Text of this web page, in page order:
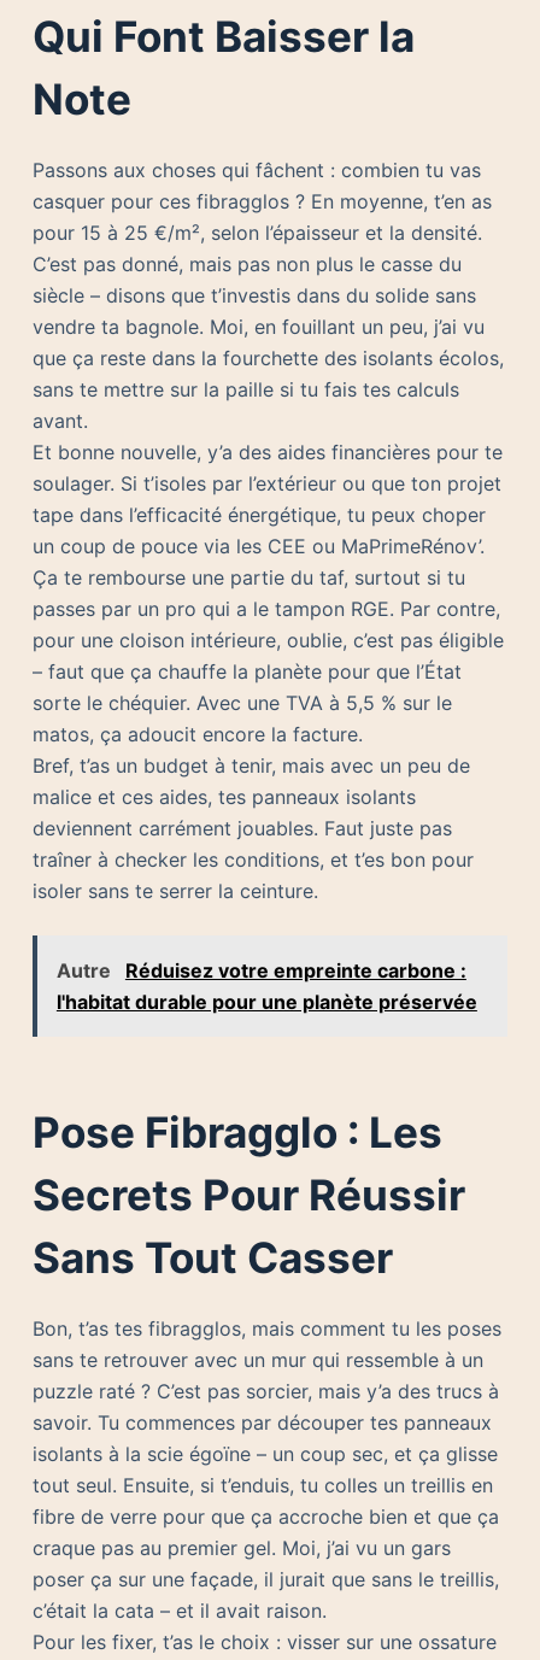
Qui Font Baisser la
Note
Passons aux choses qui fâchent : combien tu vas
casquer pour ces fibragglos ? En moyenne, t’en as
pour 15 à 25 €/m², selon l’épaisseur et la densité.
C’est pas donné, mais pas non plus le casse du
siècle – disons que t’investis dans du solide sans
vendre ta bagnole. Moi, en fouillant un peu, j’ai vu
que ça reste dans la fourchette des isolants écolos,
sans te mettre sur la paille si tu fais tes calculs
avant.
Et bonne nouvelle, y’a des aides financières pour te
soulager. Si t’isoles par l’extérieur ou que ton projet
tape dans l’efficacité énergétique, tu peux choper
un coup de pouce via les CEE ou MaPrimeRénov’.
Ça te rembourse une partie du taf, surtout si tu
passes par un pro qui a le tampon RGE. Par contre,
pour une cloison intérieure, oublie, c’est pas éligible
– faut que ça chauffe la planète pour que l’État
sorte le chéquier. Avec une TVA à 5,5 % sur le
matos, ça adoucit encore la facture.
Bref, t’as un budget à tenir, mais avec un peu de
malice et ces aides, tes panneaux isolants
deviennent carrément jouables. Faut juste pas
traîner à checker les conditions, et t’es bon pour
isoler sans te serrer la ceinture.
Autre
Réduisez votre empreinte carbone :
l'habitat durable pour une planète préservée
Pose Fibragglo : Les
Secrets Pour Réussir
Sans Tout Casser
Bon, t’as tes fibragglos, mais comment tu les poses
sans te retrouver avec un mur qui ressemble à un
puzzle raté ? C’est pas sorcier, mais y’a des trucs à
savoir. Tu commences par découper tes panneaux
isolants à la scie égoïne – un coup sec, et ça glisse
tout seul. Ensuite, si t’enduis, tu colles un treillis en
fibre de verre pour que ça accroche bien et que ça
craque pas au premier gel. Moi, j’ai vu un gars
poser ça sur une façade, il jurait que sans le treillis,
c’était la cata – et il avait raison.
Pour les fixer, t’as le choix : visser sur une ossature